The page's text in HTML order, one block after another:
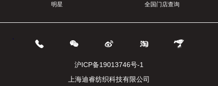
明星 全国门店查询
.
沪ICP备19013746号-1
上海迪睿纺织科技有限公司